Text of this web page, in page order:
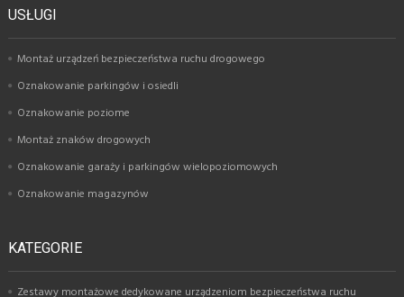
USŁUGI
Montaż urządzeń bezpieczeństwa ruchu drogowego
Oznakowanie parkingów i osiedli
Oznakowanie poziome
Montaż znaków drogowych
Oznakowanie garaży i parkingów wielopoziomowych
Oznakowanie magazynów
KATEGORIE
Zestawy montażowe dedykowane urządzeniom bezpieczeństwa ruchu